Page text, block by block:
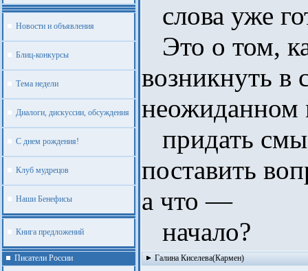
Новости и объявления
Блиц-конкурсы
Тема недели
Диалоги, дискуссии, обсуждения
С днем рождения!
Клуб мудрецов
Наши Бенефисы
Книга предложений
Писатели России
слова уже
Это о том,
возникнуть в
неожиданном
придать
поставить
а что —
начало?
Галина Киселева(Кармен)